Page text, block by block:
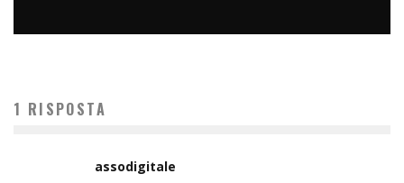
1 RISPOSTA
assodigitale